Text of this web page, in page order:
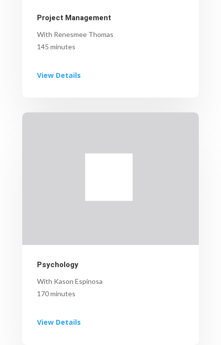
Project Management
With Renesmee Thomas
145 minutes
View Details
Psychology
With Kason Espinosa
170 minutes
View Details